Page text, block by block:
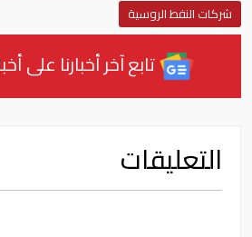
شركات النفط الروسية
تابع آخر أخبارنا على
التعليقات